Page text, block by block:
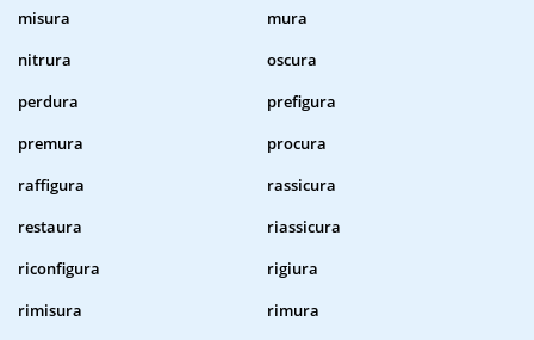
misura
mura
nitrura
oscura
perdura
prefigura
premura
procura
raffigura
rassicura
restaura
riassicura
riconfigura
rigiura
rimisura
rimura